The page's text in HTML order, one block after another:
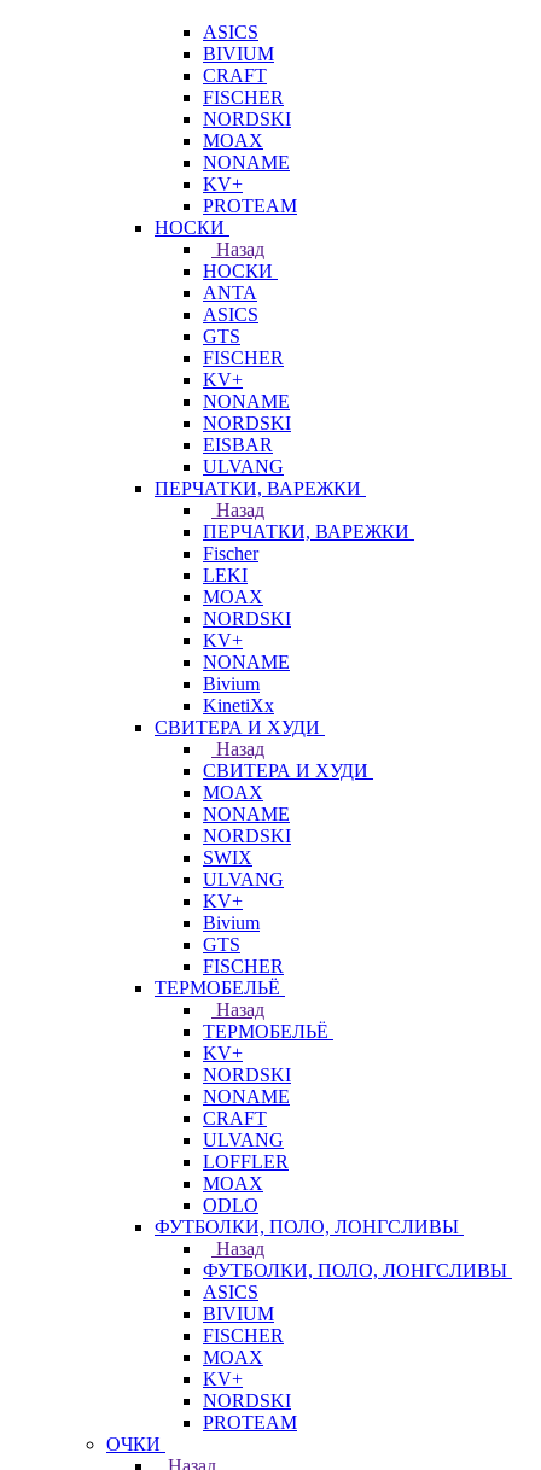
ASICS
BIVIUM
CRAFT
FISCHER
NORDSKI
MOAX
NONAME
KV+
PROTEAM
НОСКИ
Назад
НОСКИ
ANTA
ASICS
GTS
FISCHER
KV+
NONAME
NORDSKI
EISBAR
ULVANG
ПЕРЧАТКИ, ВАРЕЖКИ
Назад
ПЕРЧАТКИ, ВАРЕЖКИ
Fischer
LEKI
MOAX
NORDSKI
KV+
NONAME
Bivium
KinetiXx
СВИТЕРА И ХУДИ
Назад
СВИТЕРА И ХУДИ
MOAX
NONAME
NORDSKI
SWIX
ULVANG
KV+
Bivium
GTS
FISCHER
ТЕРМОБЕЛЬЁ
Назад
ТЕРМОБЕЛЬЁ
KV+
NORDSKI
NONAME
CRAFT
ULVANG
LOFFLER
MOAX
ODLO
ФУТБОЛКИ, ПОЛО, ЛОНГСЛИВЫ
Назад
ФУТБОЛКИ, ПОЛО, ЛОНГСЛИВЫ
ASICS
BIVIUM
FISCHER
MOAX
KV+
NORDSKI
PROTEAM
ОЧКИ
Назад